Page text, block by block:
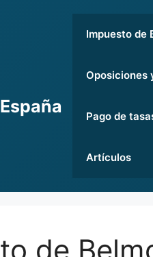
Impuesto de
Oposiciones
Pago de
Artículos
de